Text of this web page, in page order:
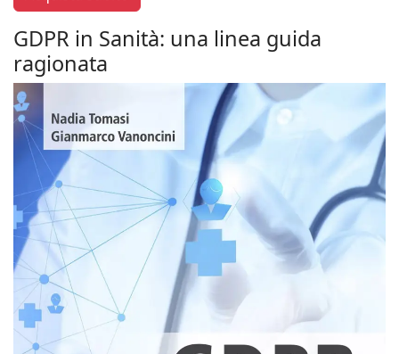
GDPR in Sanità: una linea guida
ragionata